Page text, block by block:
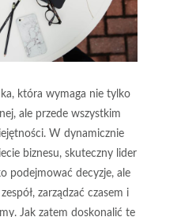
która wymaga nie tylko
ale przede wszystkim
W dynamicznie
biznesu, skuteczny lider
podejmować decyzje, ale
zarządzać czasem i
Jak zatem doskonalić te